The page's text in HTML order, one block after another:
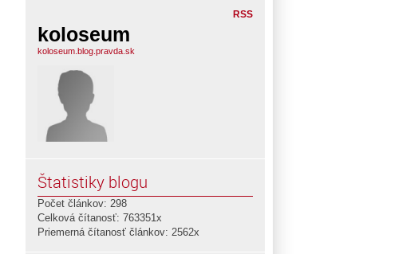
RSS
koloseum
koloseum.blog.pravda.sk
Štatistiky blogu
Počet článkov: 298
Celková čítanosť: 763351x
Priemerná čítanosť článkov: 2562x